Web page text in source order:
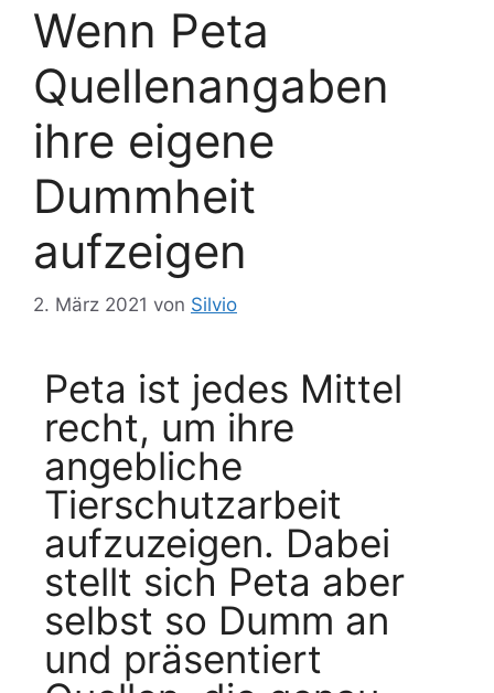
Wenn Peta
Quellenangaben
ihre eigene
Dummheit
aufzeigen
2. März 2021 von Silvio
Peta ist jedes Mittel
recht, um ihre
angebliche
Tierschutzarbeit
aufzuzeigen. Dabei
stellt sich Peta aber
selbst so Dumm an
und präsentiert